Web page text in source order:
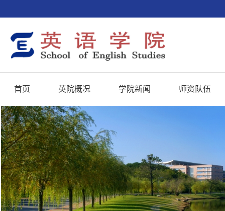
首页 英院概况 学院新闻 师资队伍